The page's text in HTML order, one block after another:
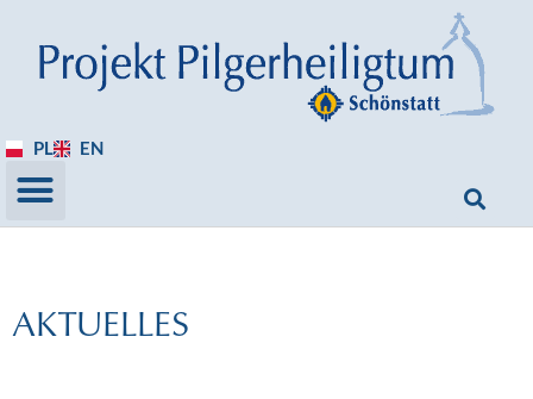
PL EN
AKTUELLES